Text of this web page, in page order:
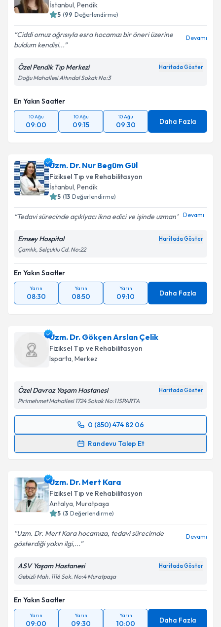
İstanbul, Pendik
5 (99 Değerlendirme)
Ciddi omuz ağrısıyla esra hocamızı bir öneri üzerine
buldum kendisi...
Devamı
Özel Pendik Tıp Merkezi Haritada Göster
Doğu Mahallesi Altındal Sokak No:3
En Yakın Saatler
10 Ağu
09:00
10 Ağu
09:15
10 Ağu
09:30 Daha Fazla
Uzm. Dr. Nur Begüm Gül
Fiziksel Tıp ve Rehabilitasyon
İstanbul, Pendik
5 (13 Değerlendirme)
Tedavi sürecinde açıklyacı ikna edici ve işinde uzman Devamı
Emsey Hospital Haritada Göster
Çamlık, Selçuklu Cd. No:22
En Yakın Saatler
Yarın
08:30
Yarın
08:50
Yarın
09:10 Daha Fazla
Uzm. Dr. Gökçen Arslan Çelik
Fiziksel Tıp ve Rehabilitasyon
Isparta, Merkez
Özel Davraz Yaşam Hastanesi Haritada Göster
Pirimehmet Mahallesi 1724 Sokak No:1 ISPARTA
0 (850) 474 82 06
Randevu Talep Et
Randevu Takvimi Talebi
için bir takvim hazırlandığında e-posta ile
bilgilendireceğiz.
E-posta Adresiniz
Metni'ni okudum ve kişisel verilerimin belirtilen
kapsamda işlenmesini kabul ediyorum.
Takvim Talebini Gönder
Uzm. Dr. Mert Kara
Fiziksel Tıp ve Rehabilitasyon
Antalya, Muratpaşa
5 (3 Değerlendirme)
Uzm. Dr. Mert Kara hocamıza, tedavi sürecimde
gösterdiği yakın ilgi,...
Devamı
ASV Yaşam Hastanesi Haritada Göster
Gebizli Mah. 1116 Sok. No:4 Muratpaşa
En Yakın Saatler
Yarın
09:00
Yarın
09:30
Yarın
10:00 Daha Fazla